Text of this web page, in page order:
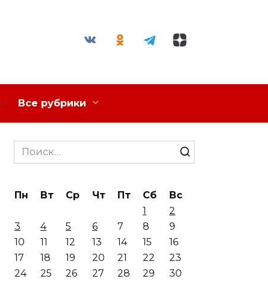
Все рубрики
Search
for:
Пн Вт Ср Чт Пт Сб
Вс
1
2
3
4 5 6 7 8
9
10
11 12 13 14 15
16
17
18 19 20 21 22
23
24
25 26 27 28 29
30